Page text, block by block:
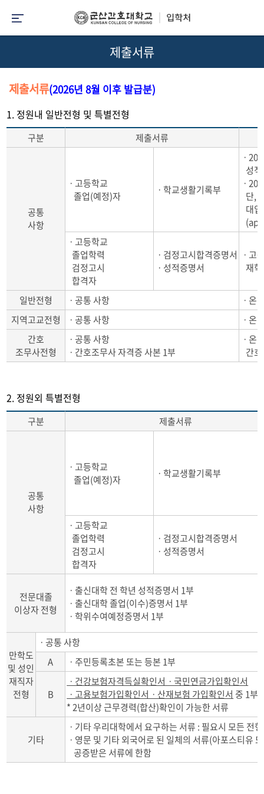
제출서류
제출서류(2026년 8월 이후 발급분)
1. 정원내 일반전형 및 특별전형
구분 제출서류
공통
사항
ㆍ고등학교
졸업(예정)자
ㆍ학교생활기록부
ㆍ
성
ㆍ
단,
대
ㆍ고등학교
졸업학력
검정고시
합격자
ㆍ검정고시합격증명서
ㆍ성적증명서
ㆍ고
재
일반전형 ㆍ공통 사항
ㆍ온
지역고교전형
ㆍ공통 사항
ㆍ온
간호
조무사전형
ㆍ공통 사항
ㆍ간호조무사 자격증 사본 1부
ㆍ온
간
2. 정원외 특별전형
구분 제출서류
공통
사항
ㆍ고등학교
졸업(예정)자
ㆍ학교생활기록부
ㆍ고등학교
졸업학력
검정고시
합격자
ㆍ검정고시합격증명서
ㆍ성적증명서
전문대졸
이상자 전형
ㆍ출신대학 전 학년 성적증명서 1부
ㆍ출신대학 졸업(이수)증명서 1부
ㆍ학위수여예정증명서 1부
만학도
및 성인
재직자
전형
ㆍ공통 사항
A
ㆍ주민등록초본 또는 등본 1부
B
ㆍ건강보험자격득실확인서ㆍ국민연금가입확인서
ㆍ고용보험가입확인서ㆍ산재보험 가입확인서 중 1부
* 2년이상 근무경력(합산)확인이 가능한 서류
기타
ㆍ기타 우리대학에서 요구하는 서류 : 필요시 모든 전
ㆍ영문 및 기타 외국어로 된 일체의 서류(아포스티유
공증받은 서류에 한함